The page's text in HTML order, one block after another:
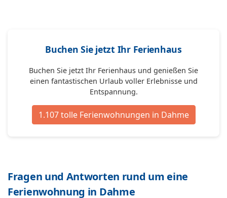
Buchen Sie jetzt Ihr Ferienhaus
Buchen Sie jetzt Ihr Ferienhaus und genießen Sie
einen fantastischen Urlaub voller Erlebnisse und
Entspannung.
1.107 tolle Ferienwohnungen in Dahme
Fragen und Antworten rund um eine
Ferienwohnung in Dahme